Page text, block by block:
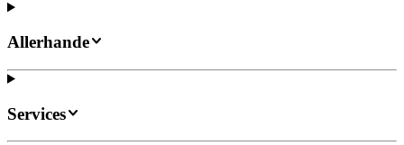
Allerhande
Services